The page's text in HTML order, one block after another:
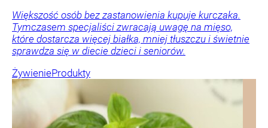
Większość osób bez zastanowienia kupuje kurczaka.
Tymczasem specjaliści zwracają uwagę na mięso,
które dostarcza więcej białka, mniej tłuszczu i świetnie
sprawdza się w diecie dzieci i seniorów.
ŻywienieProdukty